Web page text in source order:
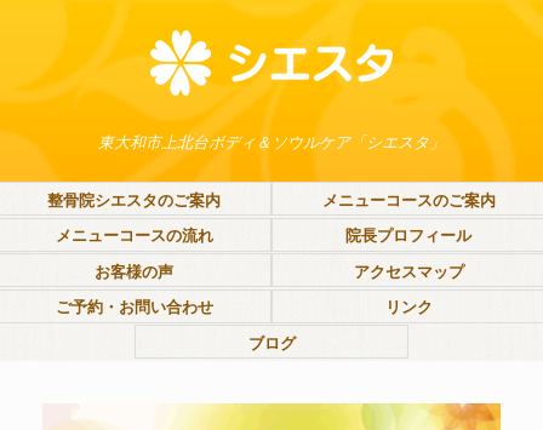
東大和市上北台ボディ＆ソウルケア「シエスタ」
整骨院シエスタのご案内
メニューコースのご案内
メニューコースの流れ
院長プロフィール
お客様の声
アクセスマップ
ご予約・お問い合わせ
リンク
ブログ